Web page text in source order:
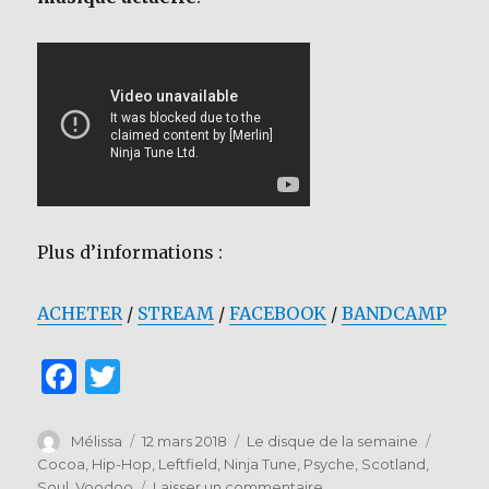
Plus d’informations :
ACHETER/ STREAM /FACEBOOK /BANDCAMP
F
c
it
Auteur
Mélissa
Publié
le
12 mars 2018 Catégories
Le disque de la semaine
Cocoa, Hip-Hop, Leftfield, Ninja Tune, Psyche, Scotland,